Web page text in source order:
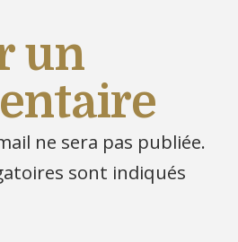
un
ne sera pas publiée.
sont indiqués